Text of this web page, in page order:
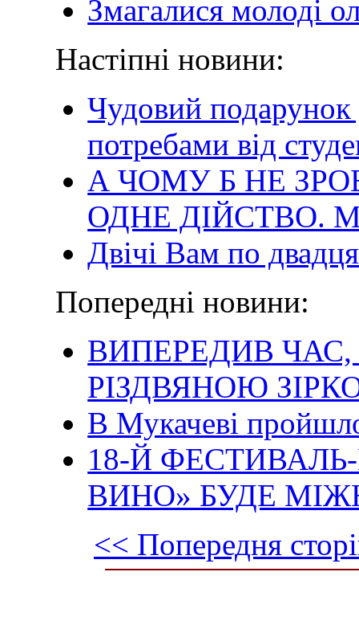
Змагалися молоді
Настіпні новини:
Чудовий
потребами від
А ЧОМУ Б НЕ
ОДНЕ ДІЙСТВО.
Двічі Вам по
Попередні новини:
ВИПЕРЕДИВ
РІЗДВЯНОЮ
В Мукачеві
18-Й
ВИНО» БУДЕ
<< Попередня